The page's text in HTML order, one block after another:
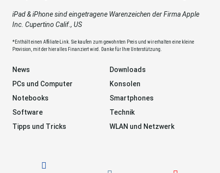
iPad & iPhone sind eingetragene Warenzeichen der Firma Apple
Inc. Cupertino Calif., US
*Enthält einen Affiliate-Link. Sie kaufen zum gewohnten Preis und wir erhalten eine kleine
Provision, mit der hier alles Finanziert wird. Danke für Ihre Unterstützung.
News
Downloads
PCs und Computer
Konsolen
Notebooks
Smartphones
Software
Technik
Tipps und Tricks
WLAN und Netzwerk